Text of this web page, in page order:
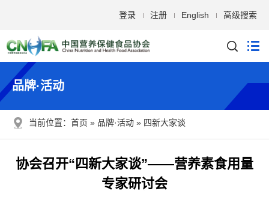
登录 注册 English 高级搜索
品牌·活动
当前位置： 首页 品牌·活动 四新大家谈
协会召开“四新大家谈”——营养素食用量
专家研讨会